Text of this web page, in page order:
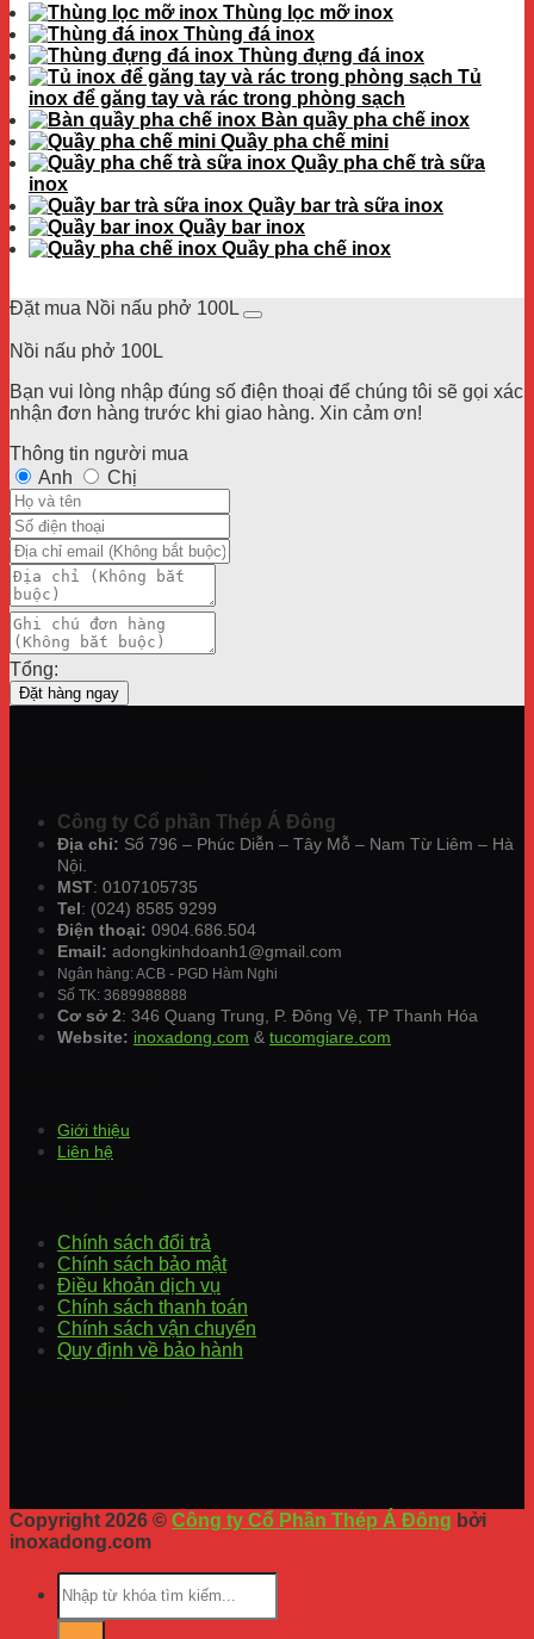
Thùng lọc mỡ inox
Thùng đá inox
Thùng đựng đá inox
Tủ
inox để găng tay và rác trong phòng sạch
Bàn quầy pha chế inox
Quầy pha chế mini
Quầy pha chế trà sữa
inox
Quầy bar trà sữa inox
Quầy bar inox
Quầy pha chế inox
Đặt mua Nồi nấu phở 100L
Nồi nấu phở 100L
Bạn vui lòng nhập đúng số điện thoại để chúng tôi sẽ gọi xác
nhận đơn hàng trước khi giao hàng. Xin cảm ơn!
Thông tin người mua
Anh
Chị
Tổng:
Đặt hàng ngay
Công ty Cổ phần Thép Á Đông
Địa chỉ: Số 796 – Phúc Diễn – Tây Mỗ – Nam Từ Liêm – Hà
Nội.
MST: 0107105735
Tel : (024) 8585 9299
Điện thoại: 0904.686.504
Email: adongkinhdoanh1@gmail.com
Ngân hàng: ACB - PGD Hàm Nghi
Số TK: 3689988888
Cơ sở 2: 346 Quang Trung, P. Đông Vệ, TP Thanh Hóa
Website: inoxadong.com & tucomgiare.com
Giới thiệu
Liên hệ
Chính sách đổi trả
Chính sách bảo mật
Điều khoản dịch vụ
Chính sách thanh toán
Chính sách vận chuyển
Quy định về bảo hành
Copyright 2026 © Công ty Cổ Phần Thép Á Đông bởi
inoxadong.com